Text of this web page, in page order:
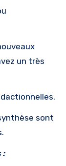
un très
sont
: